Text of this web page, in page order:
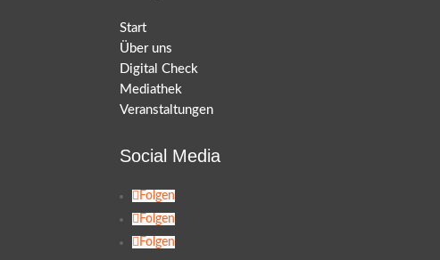
Start
Über uns
Digital Check
Mediathek
Veranstaltungen
Social Media
Folgen
Folgen
Folgen